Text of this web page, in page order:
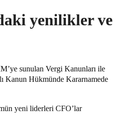
yenilikler ve
sunulan Vergi Kanunları ile
Kanun Hükmünde Kararnamede